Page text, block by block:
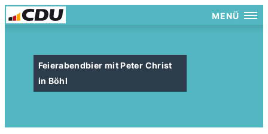
MENÜ
Feierabendbier mit Peter Christ
in Böhl